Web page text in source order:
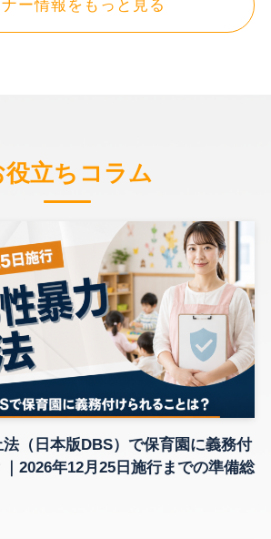
ー情報をもっと見る
役立ちコラム
（日本版DBS）で保育園に義務付
2026年12月25日施行までの準備総